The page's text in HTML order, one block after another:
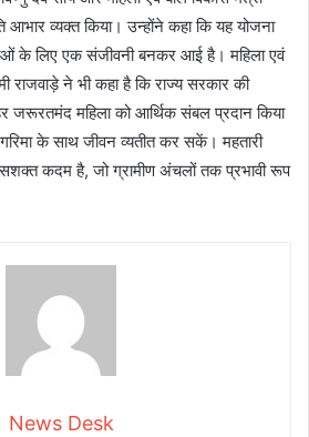
आभार व्यक्त किया। उन्होंने कहा कि यह योजना
के लिए एक संजीवनी बनकर आई है। महिला एवं
राजवाड़े ने भी कहा है कि राज्य सरकार की
जरूरतमंद महिला को आर्थिक संबल प्रदान किया
के साथ जीवन व्यतीत कर सकें। महतारी
कदम है, जो ग्रामीण अंचलों तक प्रभावी रूप
News Desk